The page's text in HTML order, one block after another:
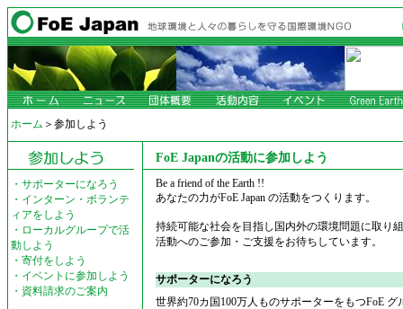
ホーム ＞参加しよう
・ サポーターになろう
・ インターン・ボランテ
ィアをしよう
・ ローカルグループで活
動しよう
・ 寄付をしよう
・ イベントに参加しよう
・ 資料請求のご案内
FoE Japanの活動に参加しよう
Be a friend of the Earth !!
あなたの力がFoE Japan の活動をつくります。
持続可能な社会を目指し国内外の環境問題に取り
活動へのご参加・ご支援をお待ちしています。
サポーターになろう
世界約70カ国100万人ものサポーターをもつFoE